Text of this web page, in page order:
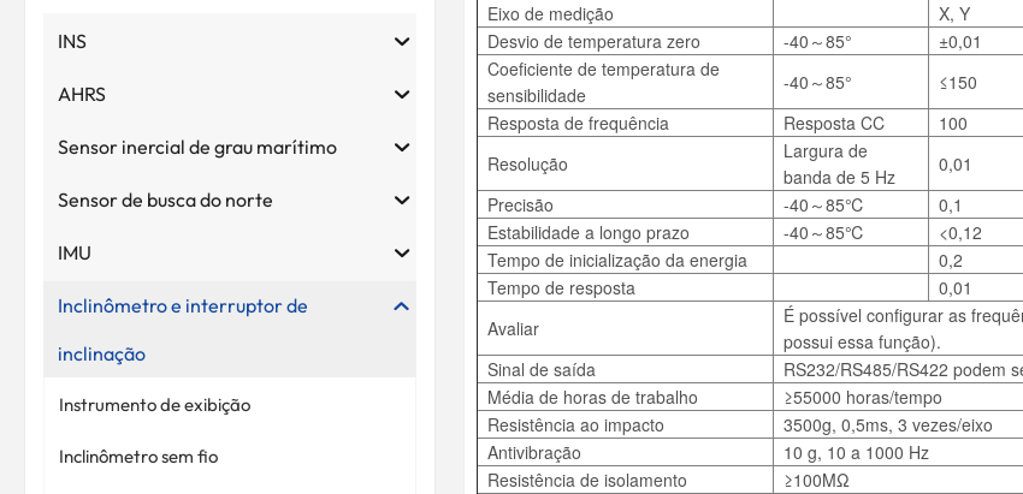
INS
AHRS
Sensor inercial de grau marítimo
Sensor de busca do norte
IMU
Inclinômetro e interruptor de
inclinação
Instrumento de exibição
Inclinômetro sem fio
Eixo de medição
X, Y
Desvio de temperatura zero
-40～85° ±0,01
Coeficiente de temperatura de
sensibilidade
-40～85° ≤150
Resposta de frequência
Resposta CC 100
Resolução
Largura de
banda de 5 Hz
0,01
Precisão
-40～85℃ 0,1
Estabilidade a longo prazo
-40～85℃ <0,12
Tempo de inicialização da energia
0,2
Tempo de resposta
0,01
Avaliar
É possível configurar as
possui essa função).
Sinal de saída
RS232/RS485/RS422 podem
Média de horas de trabalho
≥55000 horas/tempo
Resistência ao impacto
3500g, 0,5ms, 3 vezes/eixo
Antivibração
10 g, 10 a 1000 Hz
Resistência de isolamento
≥100MΩ